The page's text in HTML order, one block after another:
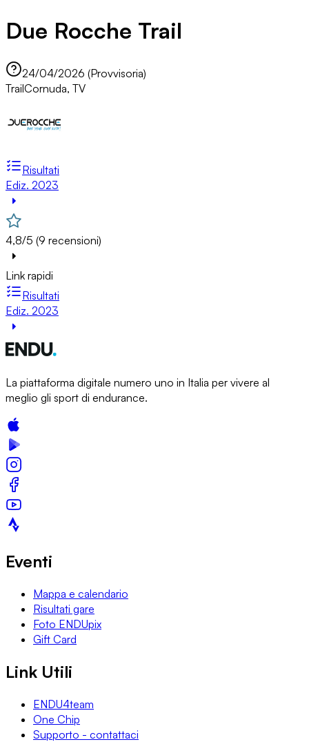
Due Rocche Trail
24/04/2026 (Provvisoria)
TrailCornuda, TV
Risultati
Ediz. 2023
4,8/5 (9 recensioni)
Link rapidi
Risultati
Ediz. 2023
La piattaforma digitale numero uno in Italia per vivere al
meglio gli sport di endurance.
Eventi
Mappa e calendario
Risultati gare
Foto ENDUpix
Gift Card
Link Utili
ENDU4team
One Chip
Supporto - contattaci